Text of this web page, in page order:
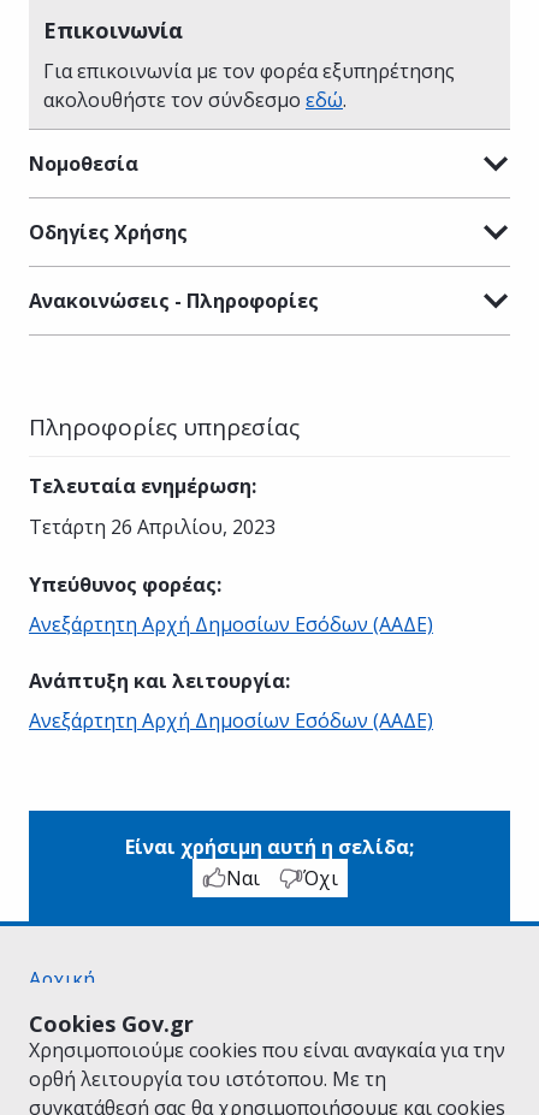
Cookies Gov.gr
Χρησιμοποιούμε cookies που είναι αναγκαία για την
ορθή λειτουργία του ιστότοπου. Με τη
συγκατάθεσή σας θα χρησιμοποιήσουμε και cookies
Επικοινωνία
Για επικοινωνία με τον φορέα εξυπηρέτησης
ακολουθήστε τον σύνδεσμο εδώ.
Νομοθεσία
Οδηγίες Χρήσης
Ανακοινώσεις - Πληροφορίες
Πληροφορίες υπηρεσίας
Τελευταία ενημέρωση:
Τετάρτη 26 Απριλίου, 2023
Υπεύθυνος φορέας:
Ανεξάρτητη Αρχή Δημοσίων Εσόδων (ΑΑΔΕ)
Ανάπτυξη και λειτουργία:
Ανεξάρτητη Αρχή Δημοσίων Εσόδων (ΑΑΔΕ)
Είναι χρήσιμη αυτή η σελίδα;
Ναι
Όχι
Αρχική
Όροι Χρήσης
Πολιτική Απορρήτου
Δήλωση προσβασιμότητας